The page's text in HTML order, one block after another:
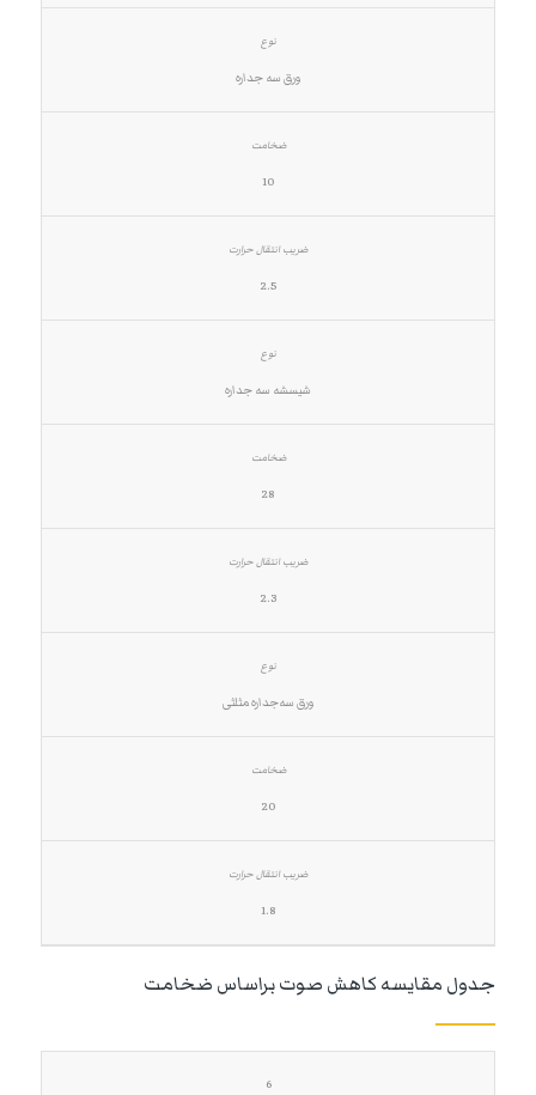
ورق سه جداره
10
2.5
شیسشه سه جداره
28
2.3
ورق سه‌جداره مثلثی
20
1.8
جدول مقایسه کاهش صوت براساس ضخامت
6